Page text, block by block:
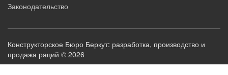
Законодательство
Конструкторское Бюро Беркут: разработка, производство и
продажа раций © 2026